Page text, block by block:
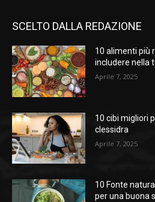
SCELTO DALLA REDAZIONE
10 alimenti più
includere nella
Aprile 7, 2025
10 cibi migliori
clessidra
Aprile 7, 2025
10 Fonte
per una buona